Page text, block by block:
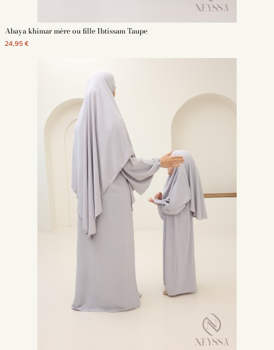
Abaya khimar mère ou fille Ibtissam Taupe
24,95 €